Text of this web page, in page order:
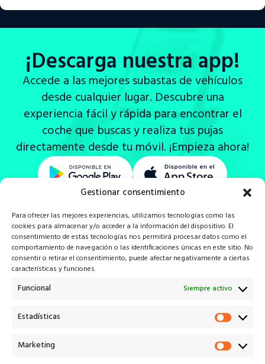
Gestionar consentimiento
Para ofrecer las mejores experiencias, utilizamos tecnologías como las
cookies para almacenar y/o acceder a la información del dispositivo. El
consentimiento de estas tecnologías nos permitirá procesar datos como el
comportamiento de navegación o las identificaciones únicas en este sitio. No
consentir o retirar el consentimiento, puede afectar negativamente a ciertas
características y funciones.
Funcional Siempre activo
Estadísticas
Marketing
¡Descarga nuestra app!
Accede a las mejores subastas de vehículos
desde cualquier lugar. Descubre una
experiencia fácil y rápida para encontrar el
coche que buscas y realiza tus pujas
directamente desde tu móvil. ¡Empieza ahora!
Veiko* es la solución tecnológica que potencia a cada uno
de los actores en el proceso de remarketing V.O.